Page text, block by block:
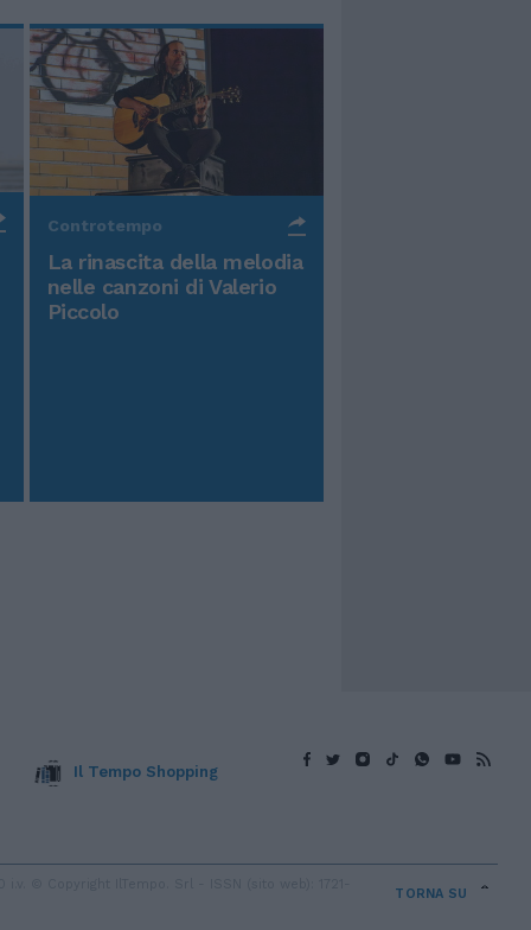
Controtempo
La rinascita della melodia
nelle canzoni di Valerio
Piccolo
Il Tempo Shopping
TORNA SU